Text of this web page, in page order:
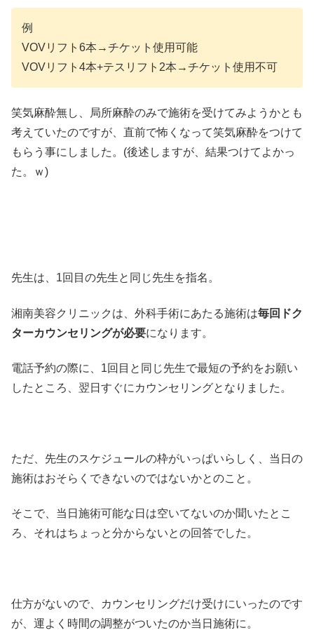
例
VOVリフト6本→チケット使用可能
VOVリフト4本+テスリフト2本→チケット使用不可
笑気麻酔無し、局所麻酔のみで施術を受けてみようかとも
考えていたのですが、直前で怖くなって笑気麻酔をつけて
もらう事にしました。(後述しますが、結果つけてよかっ
た。ｗ)
先生は、1回目の先生と同じ先生を指名。
湘南美容クリニックは、外科手術にあたる施術は毎回ドク
ターカウンセリングが必要になります。
電話予約の際に、1回目と同じ先生で最短の予約をお願い
したところ、翌日すぐにカウンセリングとなりました。
ただ、先生のスケジュールの枠がいっぱいらしく、当日の
施術はおそらくできないのではないかとのこと。
そこで、当日施術可能な日は空いてないのか聞いたとこ
ろ、それはちょっと分からないとの回答でした。
仕方がないので、カウンセリングだけ受けにいったのです
が、運よく時間の調整がついたのか当日施術に。